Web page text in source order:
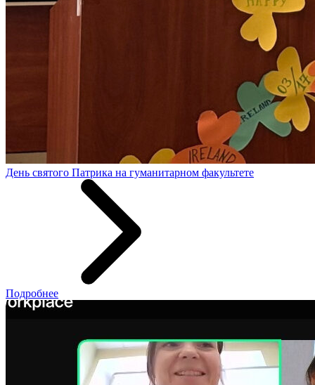
День святого Патрика на гуманитарном факультете
Подробнее